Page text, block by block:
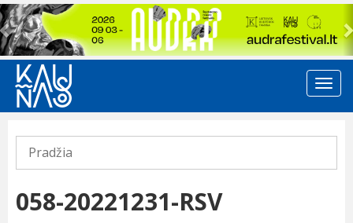
Previous
Pradžia
058-20221231-RSV